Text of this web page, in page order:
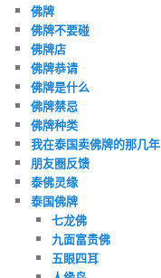
佛牌
佛牌不要碰
佛牌店
佛牌恭请
佛牌是什么
佛牌禁忌
佛牌种类
我在泰国卖佛牌的那几年
朋友圈反馈
泰佛灵缘
泰国佛牌
七龙佛
九面富贵佛
五眼四耳